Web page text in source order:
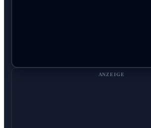
ANZEIGE